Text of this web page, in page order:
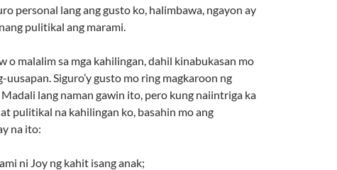
personal lang ang gusto ko, halimbawa, ngayon ay
pulitikal ang marami.
o malalim sa mga kahilingan, dahil kinabukasan mo
uusapan. Siguro’y gusto mo ring magkaroon ng
lang naman gawin ito, pero kung naiintriga ka
pulitikal na kahilingan ko, basahin mo ang
na ito:
ni Joy ng kahit isang anak;